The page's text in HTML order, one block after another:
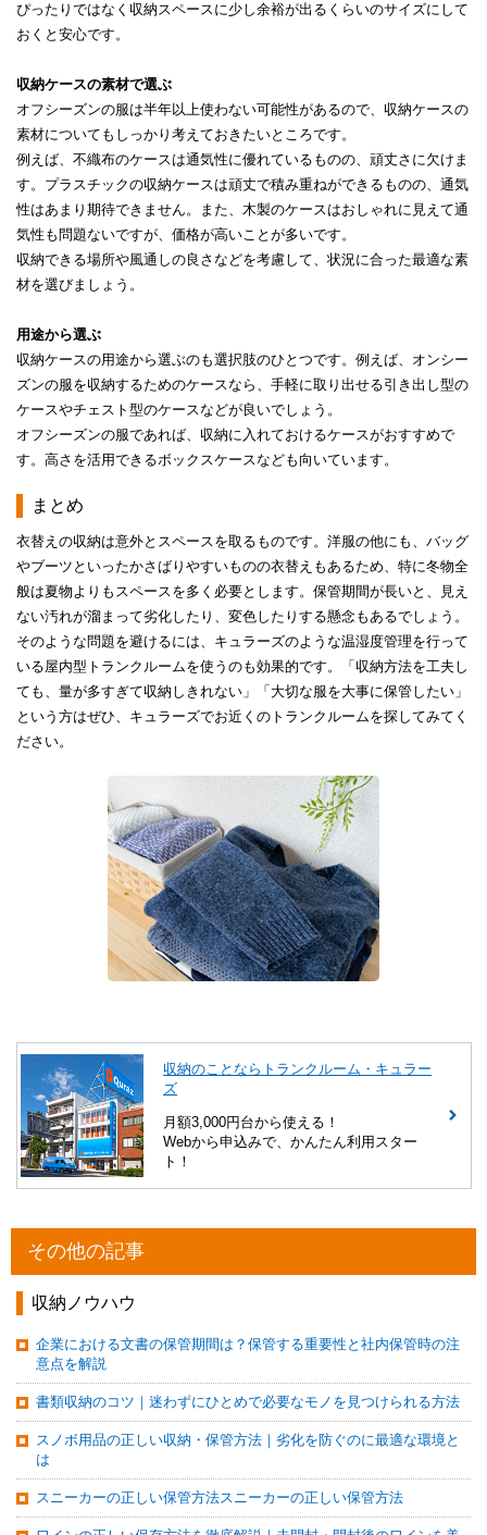
ぴったりではなく収納スペースに少し余裕が出るくらいのサイズにして
おくと安心です。
収納ケースの素材で選ぶ
オフシーズンの服は半年以上使わない可能性があるので、収納ケースの
素材についてもしっかり考えておきたいところです。
例えば、不織布のケースは通気性に優れているものの、頑丈さに欠けま
す。プラスチックの収納ケースは頑丈で積み重ねができるものの、通気
性はあまり期待できません。また、木製のケースはおしゃれに見えて通
気性も問題ないですが、価格が高いことが多いです。
収納できる場所や風通しの良さなどを考慮して、状況に合った最適な素
材を選びましょう。
用途から選ぶ
収納ケースの用途から選ぶのも選択肢のひとつです。例えば、オンシー
ズンの服を収納するためのケースなら、手軽に取り出せる引き出し型の
ケースやチェスト型のケースなどが良いでしょう。
オフシーズンの服であれば、収納に入れておけるケースがおすすめで
す。高さを活用できるボックスケースなども向いています。
まとめ
衣替えの収納は意外とスペースを取るものです。洋服の他にも、バッグ
やブーツといったかさばりやすいものの衣替えもあるため、特に冬物全
般は夏物よりもスペースを多く必要とします。保管期間が長いと、見え
ない汚れが溜まって劣化したり、変色したりする懸念もあるでしょう。
そのような問題を避けるには、キュラーズのような温湿度管理を行って
いる屋内型トランクルームを使うのも効果的です。「収納方法を工夫し
ても、量が多すぎて収納しきれない」「大切な服を大事に保管したい」
という方はぜひ、キュラーズでお近くのトランクルームを探してみてく
ださい。
収納のことならトランクルーム・キュラー
ズ
月額3,000円台から使える！
Webから申込みで、かんたん利用スター
ト！
その他の記事
収納ノウハウ
企業における文書の保管期間は？保管する重要性と社内保管時の注
意点を解説
書類収納のコツ｜迷わずにひとめで必要なモノを見つけられる方法
スノボ用品の正しい収納・保管方法｜劣化を防ぐのに最適な環境と
は
スニーカーの正しい保管方法スニーカーの正しい保管方法